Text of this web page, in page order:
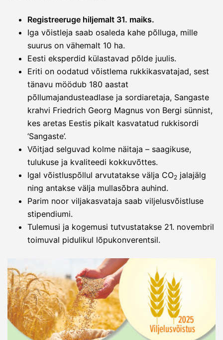
Registreeruge hiljemalt 31. maiks.
Iga võistleja saab osaleda kahe põlluga, mille
suurus on vähemalt 10 ha.
Eesti eksperdid külastavad põlde juulis.
Eriti on oodatud võistlema rukkikasvatajad, sest
tänavu möödub 180 aastat
põllumajandusteadlase ja sordiaretaja, Sangaste
krahvi Friedrich Georg Magnus von Bergi sünnist,
kes aretas Eestis pikalt kasvatatud rukkisordi
‘Sangaste’.
Võitjad selguvad kolme näitaja – saagikuse,
tulukuse ja kvaliteedi kokkuvõttes.
Igal võistluspõllul arvutatakse välja CO2 jalajälg
ning antakse välja mullasõbra auhind.
Parim noor viljakasvataja saab viljelusvõistluse
stipendiumi.
Tulemusi ja kogemusi tutvustatakse 21. novembril
toimuval pidulikul lõpukonverentsil.